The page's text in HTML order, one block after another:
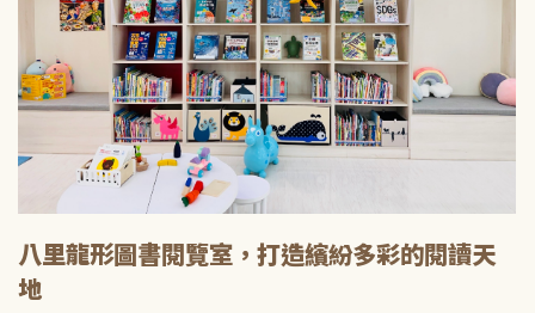
八里龍形圖書閱覽室，打造繽紛多彩的閱讀天
地